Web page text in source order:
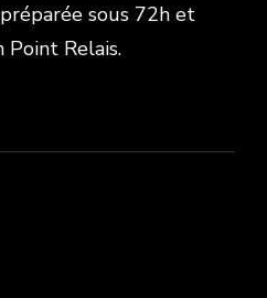
sous 72h et
Point Relais.